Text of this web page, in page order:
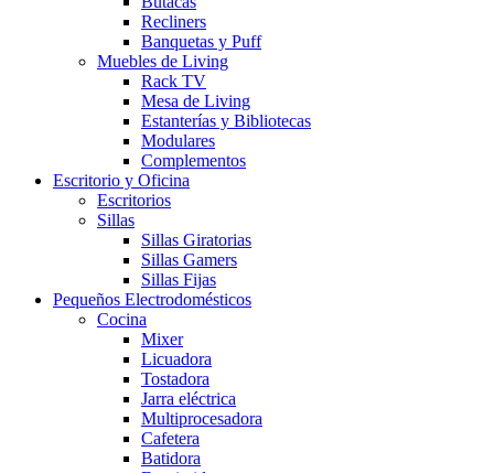
Recliners
Banquetas y Puff
Muebles de Living
Rack TV
Mesa de Living
Estanterías y Bibliotecas
Modulares
Complementos
Escritorio y Oficina
Escritorios
Sillas
Sillas Giratorias
Sillas Gamers
Sillas Fijas
Pequeños Electrodomésticos
Cocina
Mixer
Licuadora
Tostadora
Jarra eléctrica
Multiprocesadora
Cafetera
Batidora